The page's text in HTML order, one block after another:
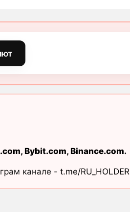
, Bybit.com, Binance.com.
канале - t.me/RU_HOLDER